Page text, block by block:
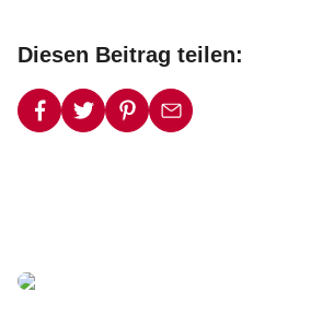
Diesen Beitrag teilen: